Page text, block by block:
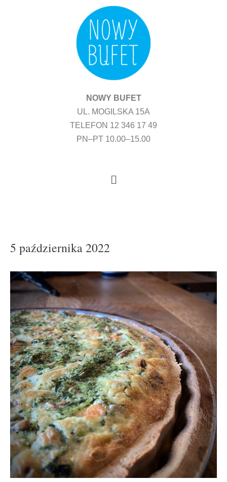
NOWY BUFET
UL. MOGILSKA 15A
TELEFON 12 346 17 49
PN–PT 10.00–15.00
Menu
5 października 2022